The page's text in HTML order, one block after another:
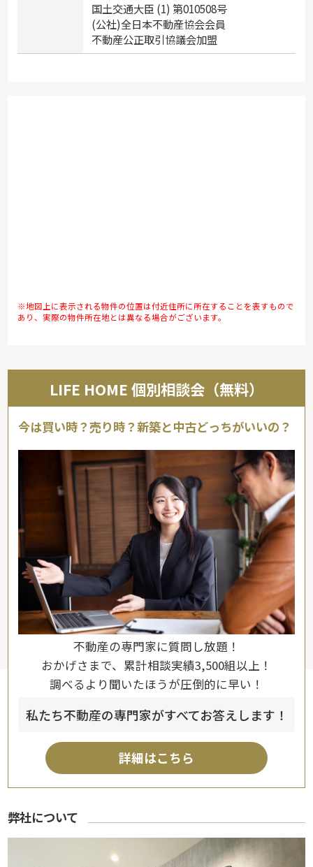
国土交通大臣 (1) 第010508号
(公社)全日本不動産協会会員
不動産公正取引協議会加盟
※地図上に表示される物件の位置は付近住所に所在することを表すもので
あり、実際の物件所在地とは異なる場合がございます。
LIFE HOME 個別相談会（無料）
今は買い時？売り時？新築と中古どっちがいいの？
不動産の専門家に質問し放題！
おかげさまで、累計相談実績3,500組以上！
調べるより聞いたほうが圧倒的に早い！
私たち不動産の専門家がすべてお答えします！
詳細はこちら
弊社について